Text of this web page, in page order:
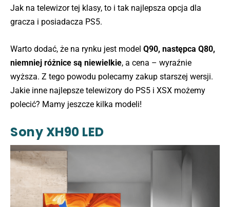
Jak na telewizor tej klasy, to i tak najlepsza opcja dla
gracza i posiadacza PS5.
Warto dodać, że na rynku jest model Q90, następca Q80,
niemniej różnice są niewielkie, a cena – wyraźnie
wyższa. Z tego powodu polecamy zakup starszej wersji.
Jakie inne najlepsze telewizory do PS5 i XSX możemy
polecić? Mamy jeszcze kilka modeli!
Sony XH90 LED